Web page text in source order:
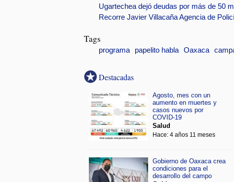
Ugartechea dejó deudas por más de 50
Recorre Javier Villacaña Agencia de
Tags
programa papelito habla Oaxaca
Destacadas
Agosto, mes con un
aumento en muertes y
casos nuevos por
COVID-19
Salud
Hace: 4 años 11 meses
Gobierno de Oaxaca crea
condiciones para el
desarrollo del campo